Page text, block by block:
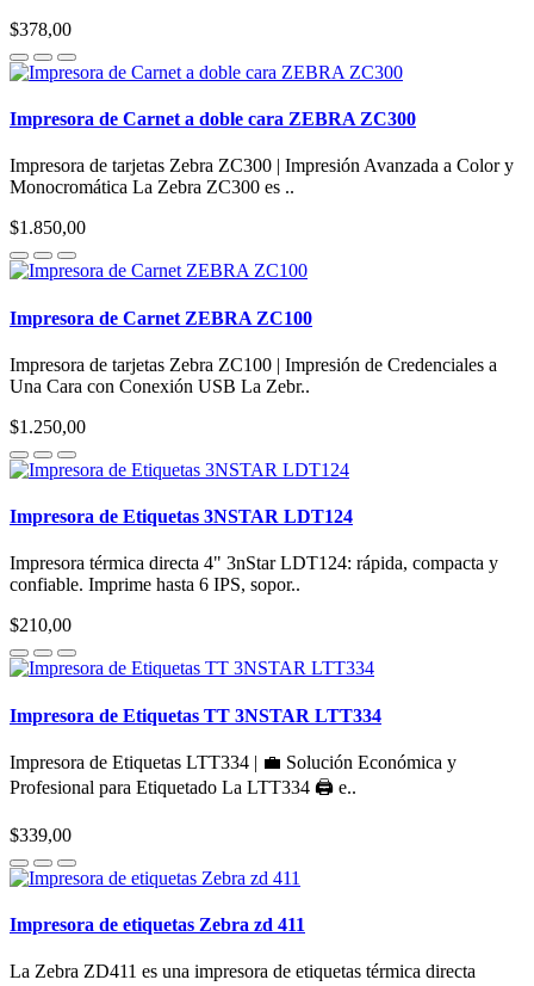
$378,00
Impresora de Carnet a doble cara ZEBRA ZC300
Impresora de tarjetas Zebra ZC300 | Impresión Avanzada a Color y
Monocromática La Zebra ZC300 es ..
$1.850,00
Impresora de Carnet ZEBRA ZC100
Impresora de tarjetas Zebra ZC100 | Impresión de Credenciales a
Una Cara con Conexión USB La Zebr..
$1.250,00
Impresora de Etiquetas 3NSTAR LDT124
Impresora térmica directa 4" 3nStar LDT124: rápida, compacta y
confiable. Imprime hasta 6 IPS, sopor..
$210,00
Impresora de Etiquetas TT 3NSTAR LTT334
Impresora de Etiquetas LTT334 | 💼 Solución Económica y
Profesional para Etiquetado La LTT334 🖨️ e..
$339,00
Impresora de etiquetas Zebra zd 411
La Zebra ZD411 es una impresora de etiquetas térmica directa